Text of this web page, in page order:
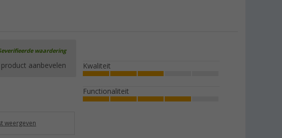
waardering
aanbevelen Kwaliteit
Functionaliteit
weergeven